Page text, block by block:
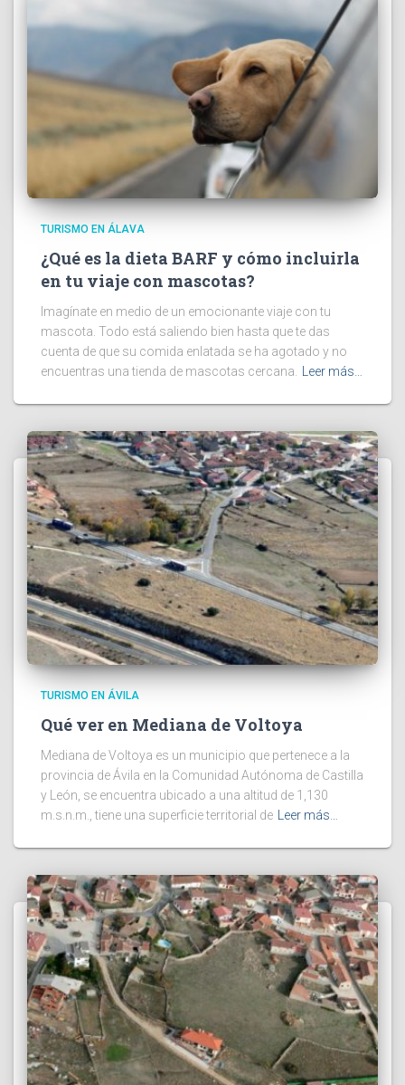
TURISMO EN ÁLAVA
¿Qué es la dieta BARF y cómo incluirla
en tu viaje con mascotas?
Imagínate en medio de un emocionante viaje con tu
mascota. Todo está saliendo bien hasta que te das
cuenta de que su comida enlatada se ha agotado y no
encuentras una tienda de mascotas cercana.
Leer más…
TURISMO EN ÁVILA
Qué ver en Mediana de Voltoya
Mediana de Voltoya es un municipio que pertenece a la
provincia de Ávila en la Comunidad Autónoma de Castilla
y León, se encuentra ubicado a una altitud de 1,130
m.s.n.m., tiene una superficie territorial de Leer más…